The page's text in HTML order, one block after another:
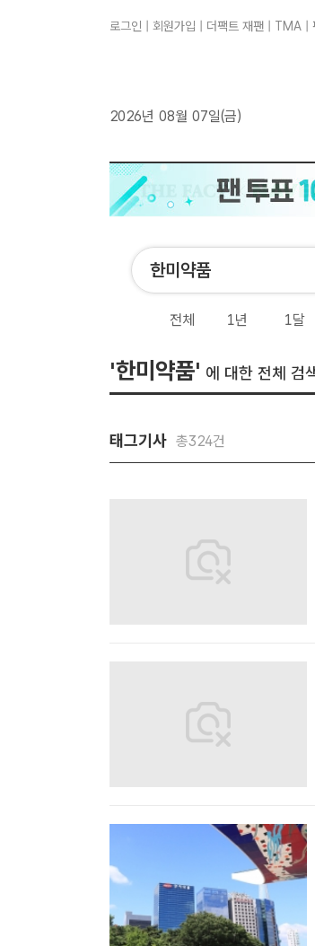
로그인 회원가입 더팩트 재팬 TMA
2026년 08월 07일(금)
전체 1년 1달
'한미약품' 에 대한 전체 검
태그기사 총324건